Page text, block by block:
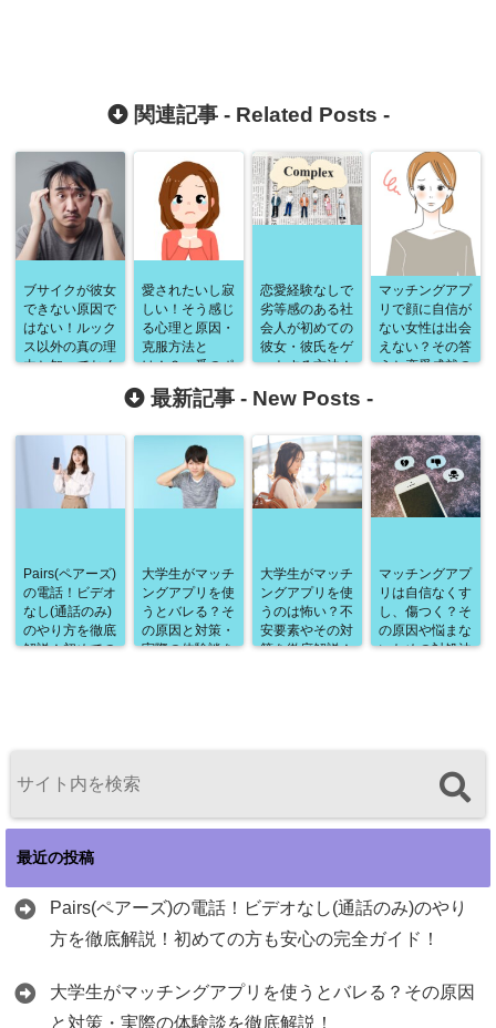
関連記事 - Related Posts -
ブサイクが彼女
できない原因で
はない！ルック
ス以外の真の理
由と知っておく
愛されたいし寂
しい！そう感じ
る心理と原因・
克服方法と
は！？一番のポ
イントは○○！
恋愛経験なしで
劣等感のある社
会人が初めての
彼女・彼氏をゲ
ットする方法！
スキルの磨き
プローチ方法ま
で徹底解説！
マッチングアプ
リで顔に自信が
ない女性は出会
えない？その答
えと恋愛成就の
最新記事 - New Posts -
Pairs(ペアーズ)
の電話！ビデオ
なし(通話のみ)
のやり方を徹底
解説！初めての
大学生がマッチ
ングアプリを使
うとバレる？そ
の原因と対策・
実際の体験談を
大学生がマッチ
ングアプリを使
うのは怖い？不
安要素やその対
策を徹底解説！
マッチングアプ
リは自信なくす
し、傷つく？そ
の原因や悩まな
いための対処法
最近の投稿
Pairs(ペアーズ)の電話！ビデオなし(通話のみ)のやり
方を徹底解説！初めての方も安心の完全ガイド！
大学生がマッチングアプリを使うとバレる？その原因
と対策・実際の体験談を徹底解説！